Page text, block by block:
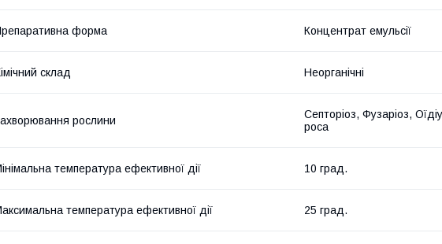
форма Концентрат емульсії
склад Неорганічні
рослини
Септоріоз, Фузаріоз,
роса
температура ефективної дії 10 град.
температура ефективної дії 25 град.